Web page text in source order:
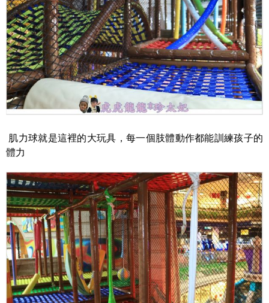
肌力球就是這裡的大玩具，每一個肢體動作都能訓練孩子的
體力